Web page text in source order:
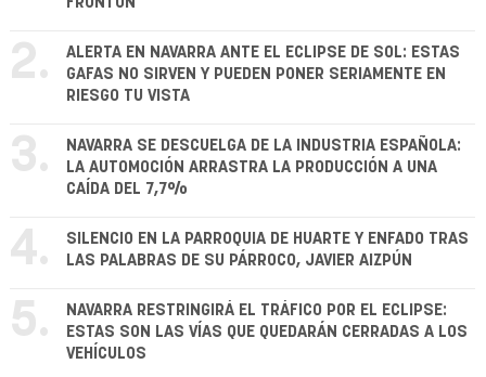
2.
ALERTA EN NAVARRA ANTE EL ECLIPSE DE SOL: ESTAS
GAFAS NO SIRVEN Y PUEDEN PONER SERIAMENTE EN
RIESGO TU VISTA
3.
NAVARRA SE DESCUELGA DE LA INDUSTRIA ESPAÑOLA:
LA AUTOMOCIÓN ARRASTRA LA PRODUCCIÓN A UNA
CAÍDA DEL 7,7%
4.
SILENCIO EN LA PARROQUIA DE HUARTE Y ENFADO TRAS
LAS PALABRAS DE SU PÁRROCO, JAVIER AIZPÚN
5.
NAVARRA RESTRINGIRÁ EL TRÁFICO POR EL ECLIPSE:
ESTAS SON LAS VÍAS QUE QUEDARÁN CERRADAS A LOS
VEHÍCULOS